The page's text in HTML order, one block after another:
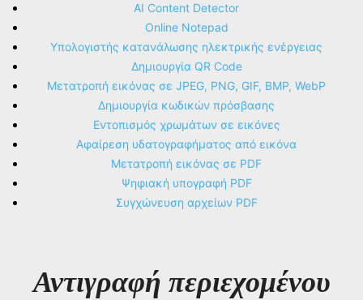
AI Content Detector
Online Notepad
Υπολογιστής κατανάλωσης ηλεκτρικής ενέργειας
Δημιουργία QR Code
Μετατροπή εικόνας σε JPEG, PNG, GIF, BMP, WebP
Δημιουργία κωδικών πρόσβασης
Εντοπισμός χρωμάτων σε εικόνες
Αφαίρεση υδατογραφήματος από εικόνα
Μετατροπή εικόνας σε PDF
Ψηφιακή υπογραφή PDF
Συγχώνευση αρχείων PDF
Αντιγραφή περιεχομένου